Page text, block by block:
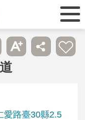
愛路臺30縣2.5